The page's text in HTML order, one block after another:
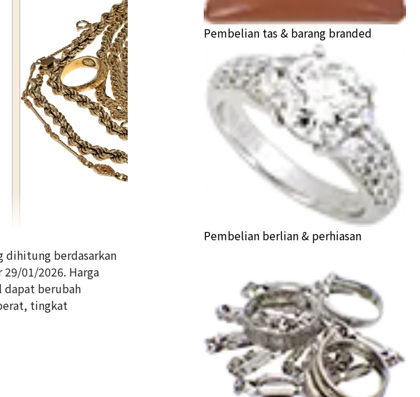
18K gold (K18) accessories summary
dihitung berdasarkan
01/2026. Harga
dapat berubah
tingkat
Pembelian tas & barang branded
Pembelian berlian & perhiasan